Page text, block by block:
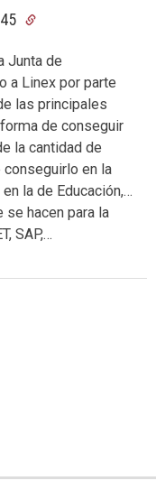
Junta de
a Linex por parte
las principales
de conseguir
la cantidad de
en la
la de Educación,…
hacen para la
SAP,…